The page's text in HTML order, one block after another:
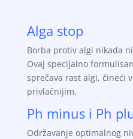
Alga stop
Borba protiv algi nikada
Ovaj specijalno
sprečava rast algi, čineći
privlačnijim.
Ph minusi Ph
Održavanje optimalnog